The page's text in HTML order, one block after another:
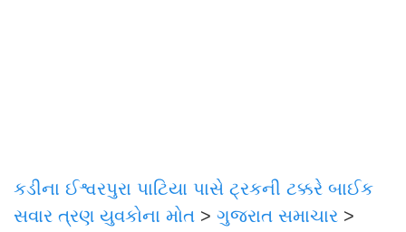
કડીના ઈશ્વરપુરા પાટિયા પાસે ટ્રકની ટક્કરે બાઈક
સવાર ત્રણ યુવકોના મોત > ગુજરાત સમાચાર >